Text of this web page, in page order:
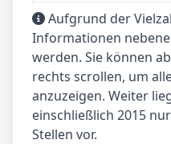
Aufgrund der
Informationen
werden. Sie können
rechts scrollen, um
anzuzeigen. Weiter
einschließlich 2015
Stellen vor.